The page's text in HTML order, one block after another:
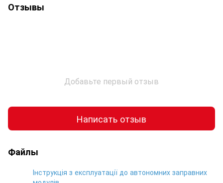
Отзывы
Добавьте первый отзыв
Написать отзыв
Файлы
Інструкція з експлуатації до автономних заправних